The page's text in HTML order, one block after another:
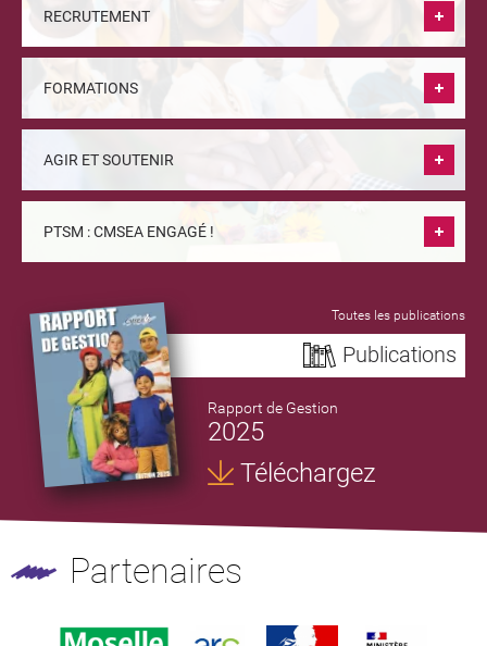
RECRUTEMENT
FORMATIONS
AGIR ET SOUTENIR
PTSM : CMSEA ENGAGÉ !
Toutes les publications
Publications
Rapport de Gestion
2025
Téléchargez
Partenaires